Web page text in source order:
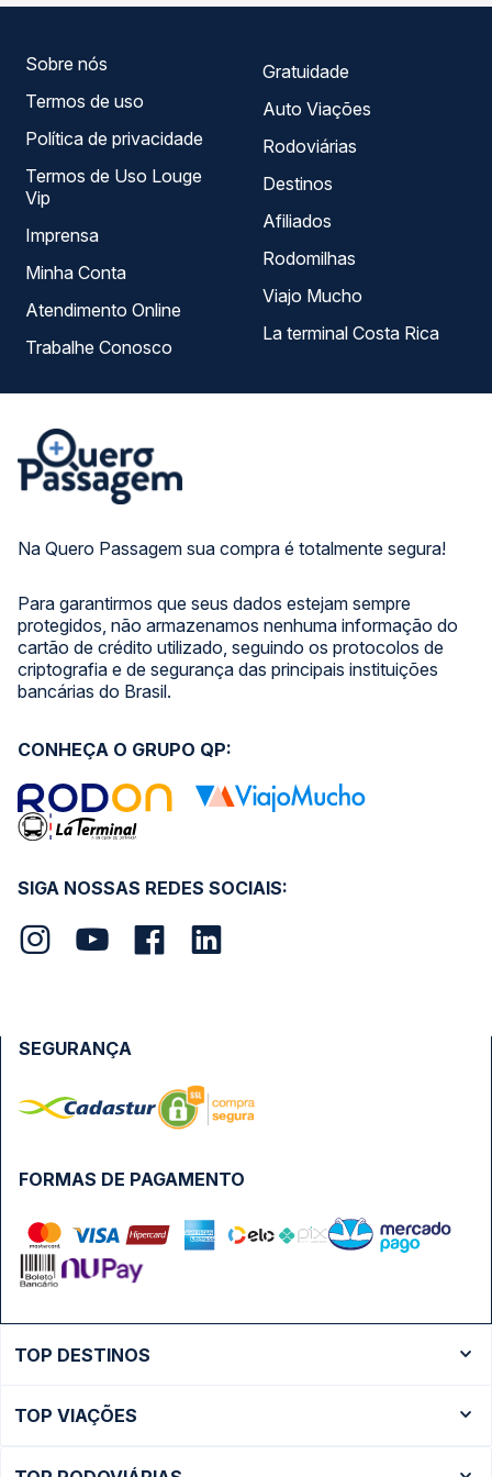
Na Quero Passagem sua compra é totalmente segura!
Para garantirmos que seus dados estejam sempre
protegidos, não armazenamos nenhuma informação do
cartão de crédito utilizado, seguindo os protocolos de
criptografia e de segurança das principais instituições
bancárias do Brasil.
Sobre nós
Termos de uso
Política de privacidade
Termos de Uso Louge
Vip
Imprensa
Minha Conta
Atendimento Online
Trabalhe Conosco
Gratuidade
Auto Viações
Rodoviárias
Destinos
Afiliados
Rodomilhas
Viajo Mucho
La terminal Costa Rica
SIGA NOSSAS REDES SOCIAIS:
CONHEÇA O GRUPO QP:
FORMAS DE PAGAMENTO
SEGURANÇA
TOP DESTINOS
Ônibus São Paulo
TOP VIAÇÕES